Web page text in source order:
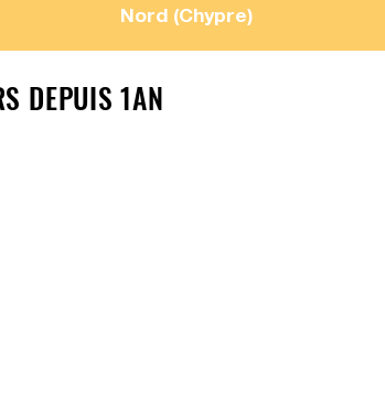
Nord (Chypre)
DEPUIS 1AN